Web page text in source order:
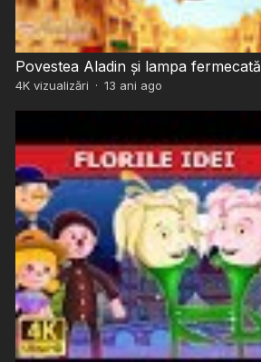
Povestea Aladin și lampa fermecată
4Kvizualizări · 13 ani ago